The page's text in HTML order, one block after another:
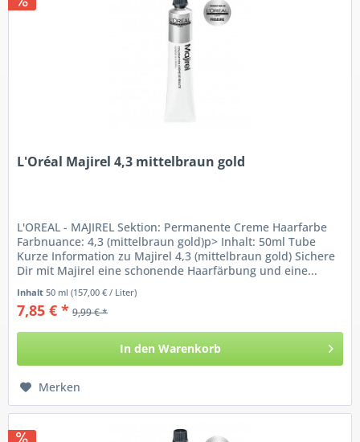
L'Oréal Majirel 4,3 mittelbraun gold
L'OREAL - MAJIREL Sektion: Permanente Creme Haarfarbe
Farbnuance: 4,3 (mittelbraun gold)p> Inhalt: 50ml Tube
Kurze Information zu Majirel 4,3 (mittelbraun gold) Sichere
Dir mit Majirel eine schonende Haarfärbung und eine...
Inhalt50 ml(157,00 € / Liter)
7,85 € * 9,99 € *
In den Warenkorb
Merken